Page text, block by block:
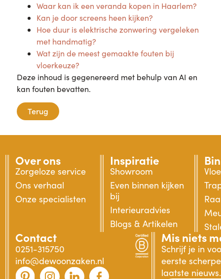
Waar kan ik een veranda kopen in Haarlem?
Kan je door screens heen kijken?
Hoe duur is elektrische zonwering vergeleken
met handmatig?
Wat zijn de meest gemaakte fouten bij
vloerkeuze?
Deze inhoud is gegenereerd met behulp van AI en
kan fouten bevatten.
Terug
Over ons
Zorgeloze service
Ons verhaal
Onze specialisten
Inspiratie
Showroom
Even binnen kijken
bij
Interieuradvies
Blogs & Artikelen
Contact
0251-315750
info@dewoonzaken.nl
Mis niets
Schrijf je in
eerste
laatste nieuws.